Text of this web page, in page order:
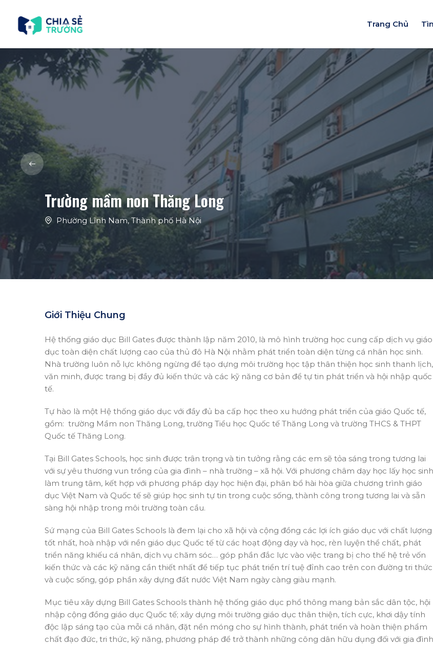
Trang Chủ
Trường mầm non Thăng Long
Phường Lĩnh Nam,Thành phố Hà Nội
Giới Thiệu Chung
Hệ thống giáo dục Bill Gates được thành lập năm 2010, là mô hình trường học cung cấp dịch vụ giáo
dục toàn diện chất lượng cao của thủ đô Hà Nội nhằm phát triển toàn diện từng cá nhân học sinh.
Nhà trường luôn nỗ lực không ngừng để tạo dựng môi trường học tập thân thiện học sinh thanh lịch,
văn minh, được trang bị đầy đủ kiến thức và các kỹ năng cơ bản để tự tin phát triển và hội nhập quốc
tế.
Tự hào là một Hệ thống giáo dục với đầy đủ ba cấp học theo xu hướng phát triển của giáo Quốc tế,
gồm: ️ trường Mầm non Thăng Long, trường Tiểu học Quốc tế Thăng Long và trường THCS & THPT
Quốc tế Thăng Long.
Tại Bill Gates Schools, học sinh được trân trọng và tin tưởng rằng các em sẽ tỏa sáng trong tương lai
với sự yêu thương vun trồng của gia đình – nhà trường – xã hội. Với phương châm dạy học lấy học sinh
làm trung tâm, kết hợp với phương pháp dạy học hiện đại, phân bổ hài hòa giữa chương trình giáo
dục Việt Nam và Quốc tế sẽ giúp học sinh tự tin trong cuộc sống, thành công trong tương lai và sẵn
sàng hội nhập trong môi trường toàn cầu.
Sứ mạng của Bill Gates Schools là đem lại cho xã hội và cộng đồng các lợi ích giáo dục với chất lượng
tốt nhất, hoà nhập với nền giáo dục Quốc tế từ các hoạt động dạy và học, rèn luyện thể chất, phát
triển năng khiếu cá nhân, dịch vụ chăm sóc… góp phần đắc lực vào việc trang bị cho thế hệ trẻ vốn
kiến thức và các kỹ năng cần thiết nhất để tiếp tục phát triển trí tuệ đỉnh cao trên con đường tri thức
và cuộc sống, góp phần xây dựng đất nước Việt Nam ngày càng giàu mạnh.
Mục tiêu xây dựng Bill Gates Schools thành hệ thống giáo dục phổ thông mang bản sắc dân tộc, hội
nhập cộng đồng giáo dục Quốc tế; xây dựng môi trường giáo dục thân thiện, tích cực, khơi dậy tính
độc lập sáng tạo của mỗi cá nhân, đặt nền móng cho sự hình thành, phát triển và hoàn thiện phẩm
chất đạo đức, tri thức, kỹ năng, phương pháp để trở thành những công dân hữu dụng đối với gia